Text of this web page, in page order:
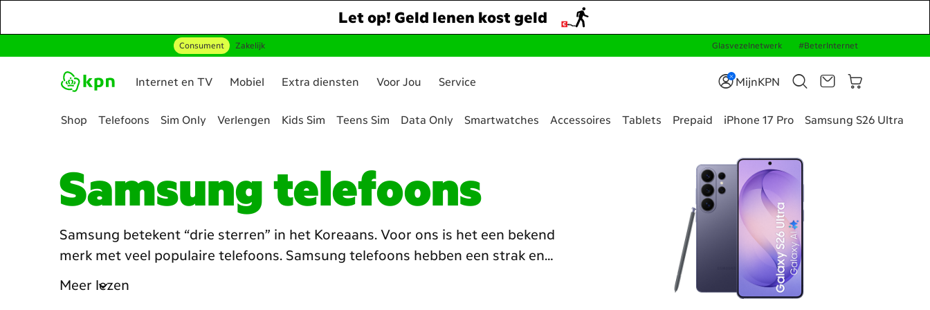
Consument Zakelijk Glasvezelnetwerk #BeterInternet
Internet en TV Mobiel Extra diensten Voor Jou Service MijnKPN
Shop Telefoons Sim Only Verlengen Kids Sim Teens Sim Data Only Smartwatches Accessoires Tablets Prepaid iPhone 17 Pro
Samsung S26 Ultra
Let op! Geld lenen kost geld
Samsung telefoons
Samsung betekent “drie sterren” in het Koreaans. Voor ons is het een bekend
merk met veel populaire telefoons. Samsung telefoons hebben een strak en
Meer lezen